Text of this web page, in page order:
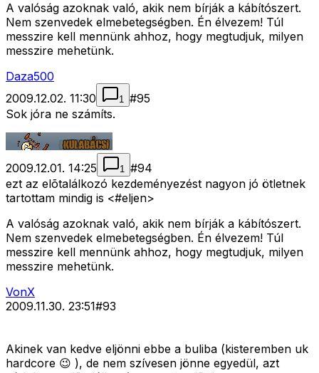
A valóság azoknak való, akik nem bírják a kábítószert.
Nem szenvedek elmebetegségben. Én élvezem! Túl
messzire kell mennünk ahhoz, hogy megtudjuk, milyen
messzire mehetünk.
Daza500
2009.12.02. 11:30
1 #95
Sok jóra ne számíts.
2009.12.01. 14:25 1 #94
ezt az elõtalálkozó kezdeményezést nagyon jó ötletnek
tartottam mindig is <#eljen>
A valóság azoknak való, akik nem bírják a kábítószert.
Nem szenvedek elmebetegségben. Én élvezem! Túl
messzire kell mennünk ahhoz, hogy megtudjuk, milyen
messzire mehetünk.
VonX
2009.11.30. 23:51#93
Akinek van kedve eljönni ebbe a buliba (kisteremben uk
hardcore 😉 ), de nem szívesen jönne egyedül, azt